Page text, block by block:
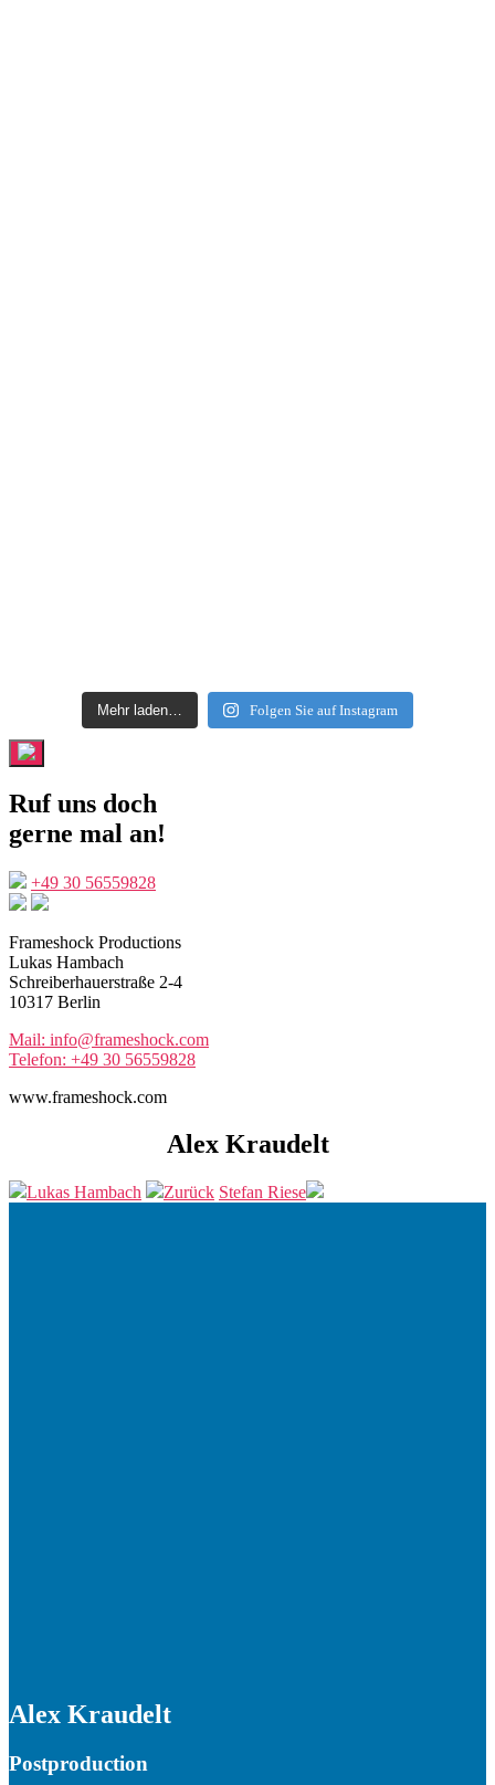
Mehr laden… Folgen Sie auf Instagram
Ruf uns doch
gerne mal an!
+49 30 56559828
Frameshock Productions
Lukas Hambach
Schreiberhauerstraße 2-4
10317 Berlin
Mail: info@frameshock.com
Telefon: +49 30 56559828
www.frameshock.com
Alex Kraudelt
Lukas Hambach Zurück Stefan Riese
Alex Kraudelt
Postproduction